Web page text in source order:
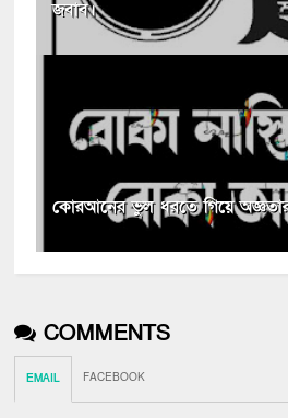
জবাব।
কোরআনের ভুল ধরতে গিয়ে অজ্ঞতার
COMMENTS
EMAIL FACEBOOK